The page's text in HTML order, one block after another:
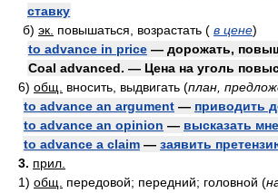
ставку
б) эк. повышаться, возрастать ( в цене)
to advance in price — дорожать,
Coal advanced. — Цена на уголь
6) общ. вносить, выдвигать (план,
to advance an argument — приводить
to advance an opinion — высказать
to advance a claim — заявить
3. прил.
1) общ. передовой; передний; головной (